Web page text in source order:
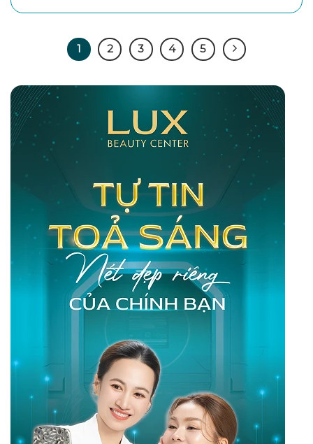
1 2 3 4 5